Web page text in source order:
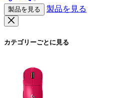
製品を見る 製品を見る
カテゴリーごとに見る